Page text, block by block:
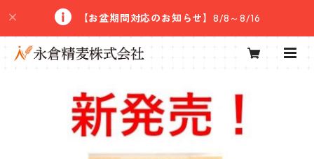
【お盆期間対応のお知らせ】 8/8～8/16